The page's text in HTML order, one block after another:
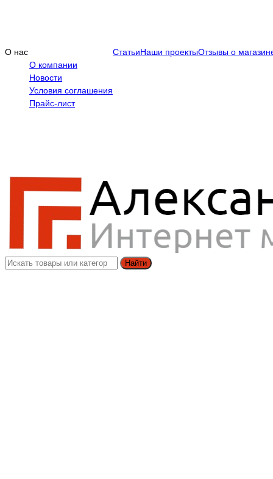
О нас
О компании
Новости
Условия соглашения
Прайс-лист
СтатьиНаши проектыОтзывы о
Найти